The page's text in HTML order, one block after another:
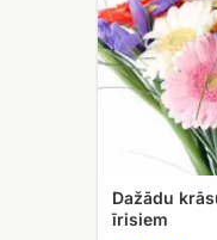
ar
ziliem
īrisiem
Dažādu
īrisiem